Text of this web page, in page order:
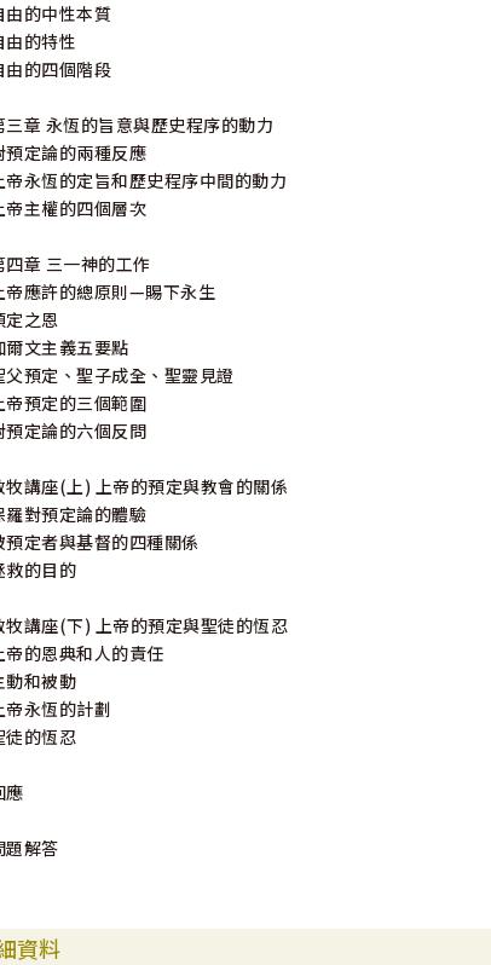
由的中性本質
由的特性
由的四個階段
三章 永恆的旨意與歷史程序的動力
預定論的兩種反應
帝永恆的定旨和歷史程序中間的動力
帝主權的四個層次
四章 三一神的工作
帝應許的總原則—賜下永生
定之恩
爾文主義五要點
父預定、聖子成全、聖靈見證
帝預定的三個範圍
預定論的六個反問
牧講座(上) 上帝的預定與教會的關係
羅對預定論的體驗
預定者與基督的四種關係
救的目的
牧講座(下) 上帝的預定與聖徒的恆忍
帝的恩典和人的責任
動和被動
帝永恆的計劃
徒的恆忍
應
題解答
資料